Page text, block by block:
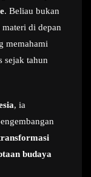
. Beliau bukan
di depan
memahami
sejak tahun
, ia
budaya